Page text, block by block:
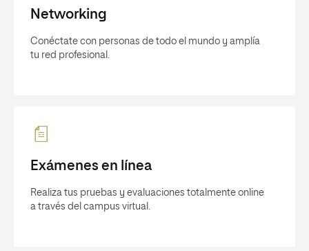
Networking
Conéctate con personas de todo el mundo y amplía
tu red profesional.
Exámenes en línea
Realiza tus pruebas y evaluaciones totalmente online
a través del campus virtual.